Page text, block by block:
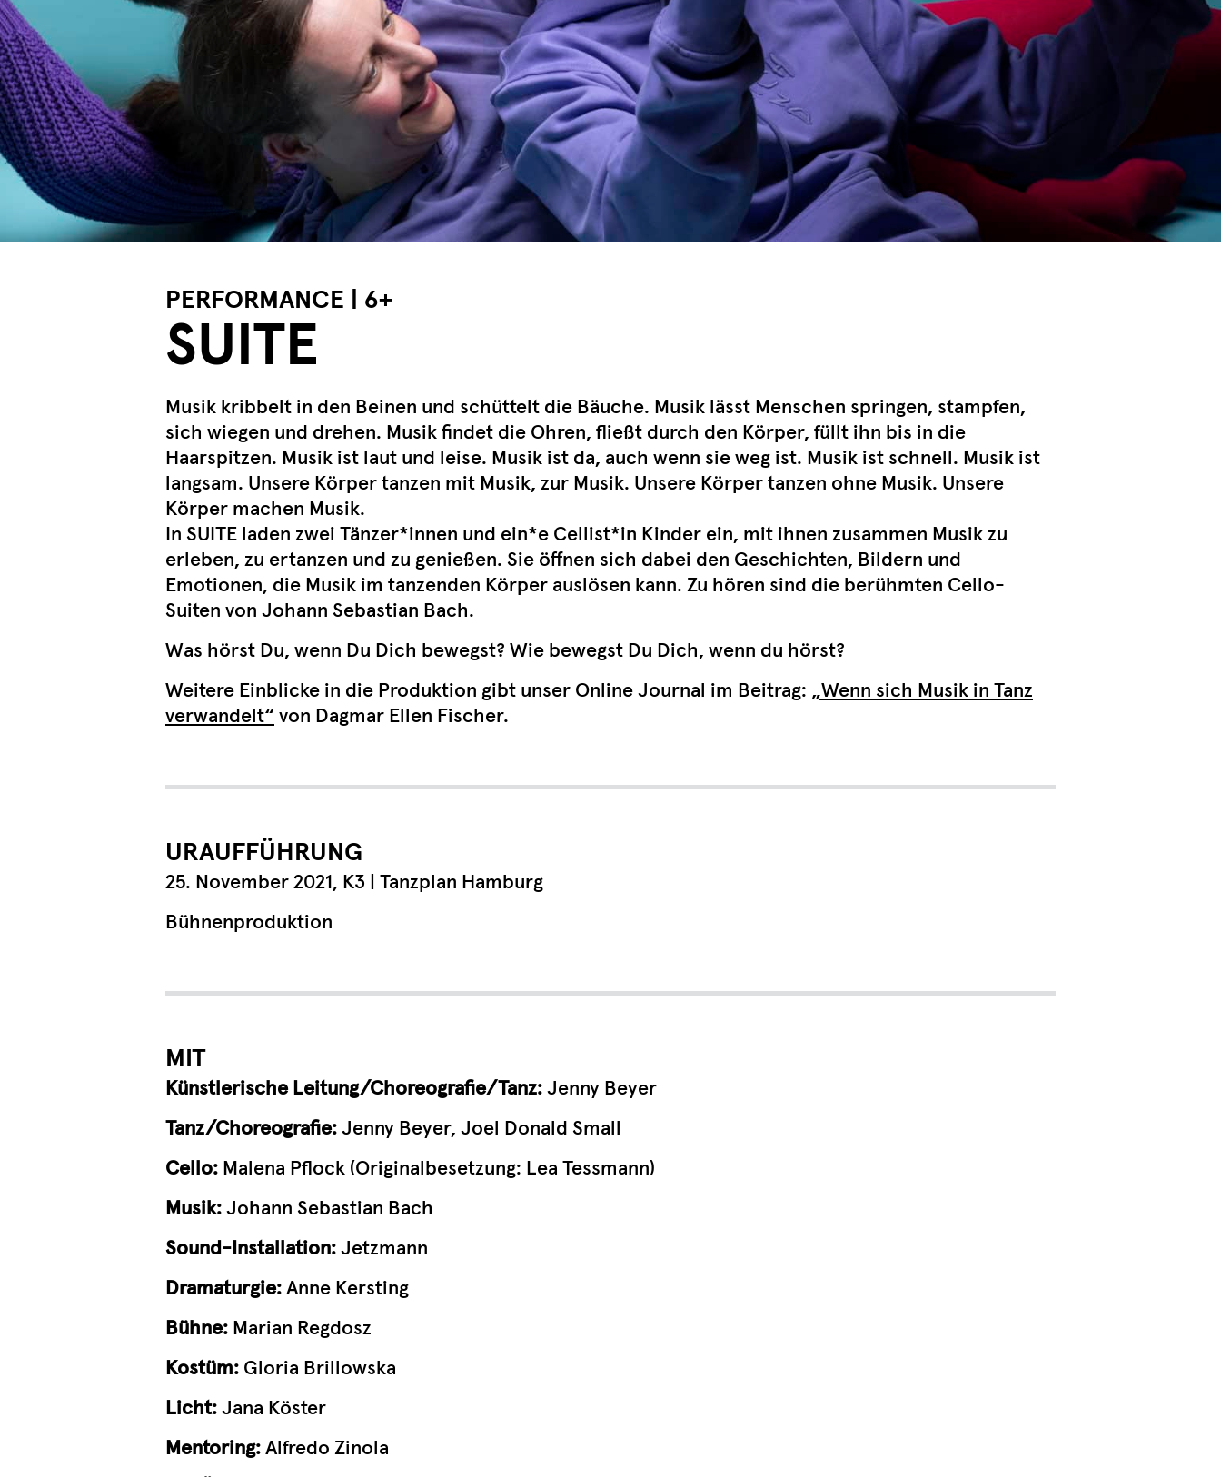
PERFORMANCE | 6+
SUITE
Musik kribbelt in den Beinen und schüttelt die Bäuche. Musik lässt Menschen springen, stampfen,
sich wiegen und drehen. Musik findet die Ohren, fließt durch den Körper, füllt ihn bis in die
Haarspitzen. Musik ist laut und leise. Musik ist da, auch wenn sie weg ist. Musik ist schnell. Musik ist
langsam. Unsere Körper tanzen mit Musik, zur Musik. Unsere Körper tanzen ohne Musik. Unsere
Körper machen Musik.
In SUITE laden zwei Tänzer*innen und ein*e Cellist*in Kinder ein, mit ihnen zusammen Musik zu
erleben, zu ertanzen und zu genießen. Sie öffnen sich dabei den Geschichten, Bildern und
Emotionen, die Musik im tanzenden Körper auslösen kann. Zu hören sind die berühmten Cello-
Suiten von Johann Sebastian Bach.
Was hörst Du, wenn Du Dich bewegst? Wie bewegst Du Dich, wenn du hörst?
Weitere Einblicke in die Produktion gibt unser Online Journal im Beitrag: „Wenn sich Musik in Tanz
verwandelt“ von Dagmar Ellen Fischer.
URAUFFÜHRUNG
25. November 2021, K3 | Tanzplan Hamburg
Bühnenproduktion
MIT
Künstlerische Leitung/Choreografie/Tanz: Jenny Beyer
Tanz/Choreografie: Jenny Beyer, Joel Donald Small
Cello: Malena Pflock (Originalbesetzung: Lea Tessmann)
Musik: Johann Sebastian Bach
Sound- Installation: Jetzmann
Dramaturgie: Anne Kersting
Bühne: Marian Regdosz
Kostüm: Gloria Brillowska
Licht: Jana Köster
Mentoring: Alfredo Zinola